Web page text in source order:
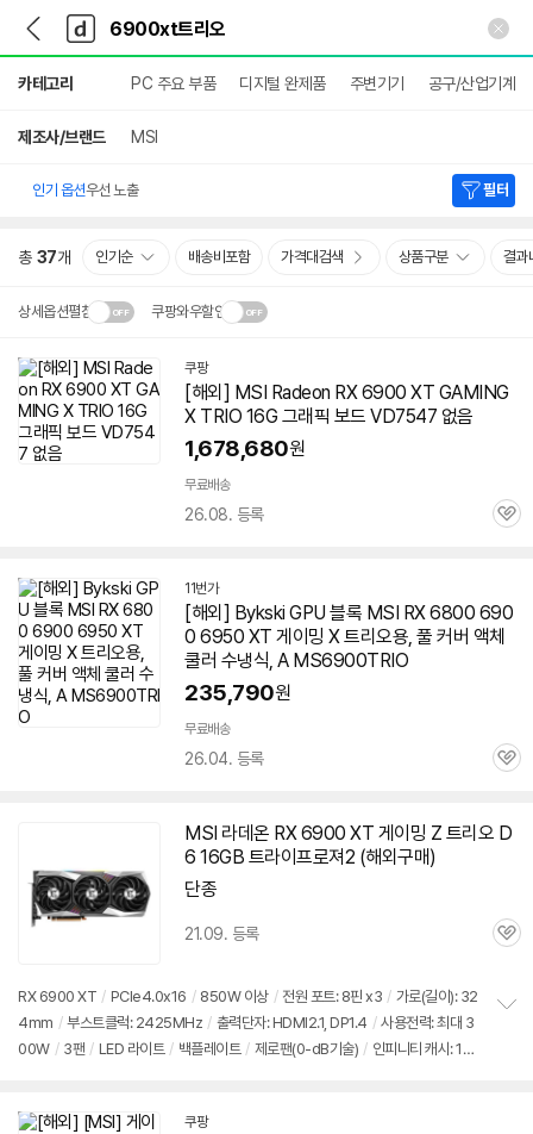
다
나
와
가
기
다
와
메
인
카테고리 PC 주요 부품 디지털 완제품 주변기기 공구/산업기계
제조사/브랜드 MSI
인기 옵션우선 노출 필터
총 37개 인기순 배송비포함 가격대검색 상품구분 결과
상세옵션펼침 쿠팡와우할인
설치 환경·지역에 따라
배송·설치비가 달라집니다.닫
기
쿠팡
[해외] MSI Radeon RX 6900 XT GAMING
X TRIO 16G 그래픽 보드 VD7547 없음
1,678,680원
무료배송
26.08. 등록
관
11번가
[해외] Bykski GPU 블록 MSI RX 6800 690
0 6950 XT 게이밍 X트리오용, 풀 커버 액체
쿨러 수냉식, A MS6900TRIO
235,790원
무료배송
26.04. 등록
관
MSI 라데온 RX 6900 XT 게이밍 Z 트리오 D
6 16GB 트라이프로져2 (해외구매)
단종
21.09. 등록
관
RX 6900 XT / PCIe4.0x16 / 850W 이상 / 전원 포트: 8핀 x3 / 가로(길이): 32
4mm / 부스트클럭: 2425MHz / 출력단자: HDMI2.1, DP1.4 / 사용전력: 최대 3
00W / 3팬 / LED 라이트 / 백플레이트 / 제로팬(0-dB기술) / 인피니티 캐시: 12
쿠팡